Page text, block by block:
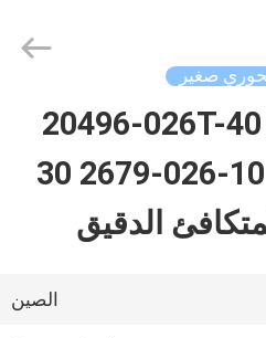
صغير
20496-026T-
30 2679-026-
الصين